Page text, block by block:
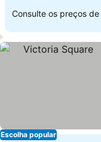
Consulte os preços de
Escolha popular